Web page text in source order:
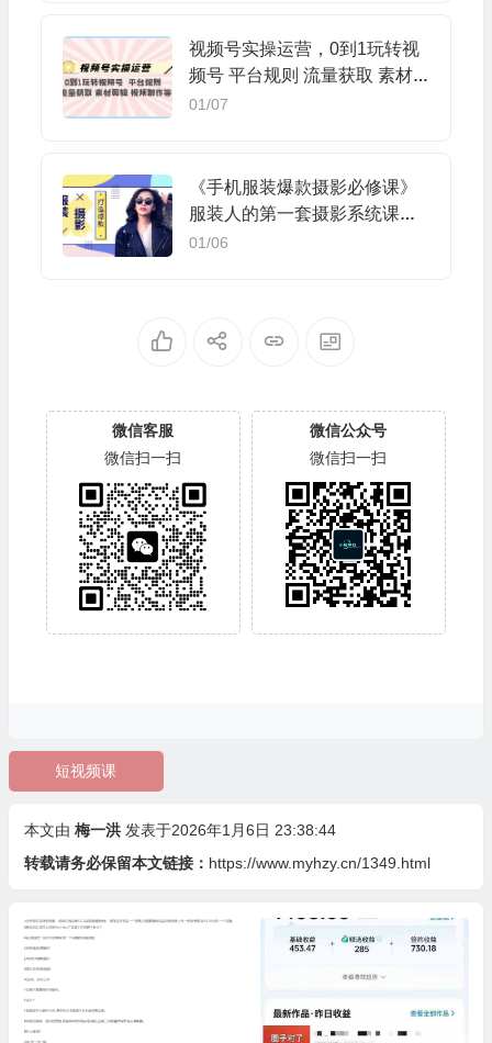
视频号实操运营，0到1玩转视
频号 平台规则 流量获取 素材
剪辑 视频制作等
01/07
《手机服装爆款摄影必修课》
服装人的第一套摄影系统课
（价值399）
01/06
微信客服
微信扫一扫
微信公众号
微信扫一扫
短视频课
本文由 梅一洪 发表于2026年1月6日 23:38:44
转载请务必保留本文链接： https://www.myhzy.cn/1349.html